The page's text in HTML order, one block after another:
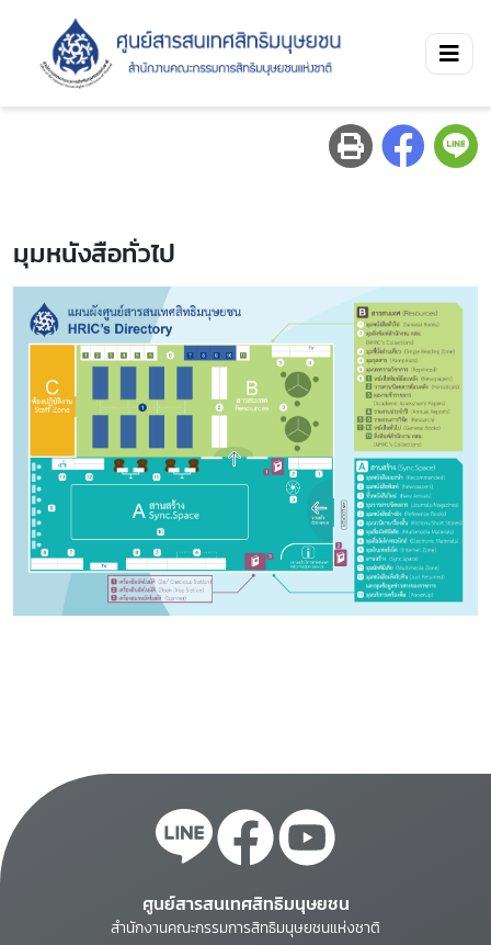
มุมหนังสือทั่วไป
ศูนย์สารสนเทศสิทธิมนุษยชน
สำนักงานคณะกรรมการสิทธิมนุษยชนแห่งชาติ